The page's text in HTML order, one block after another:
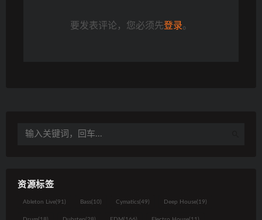
要发表评论，您必须先登录。
资源标签
Ableton Live(91) Bass(10) Cymatics(49) Deep House(19)